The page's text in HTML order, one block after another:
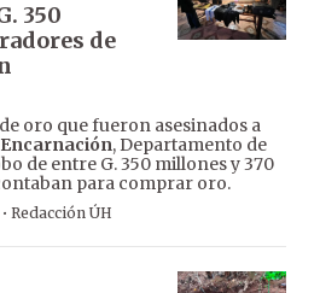
350
de
oro que fueron asesinados a
Encarnación, Departamento de
de entre G. 350 millones y 370
para comprar oro.
· Redacción ÚH